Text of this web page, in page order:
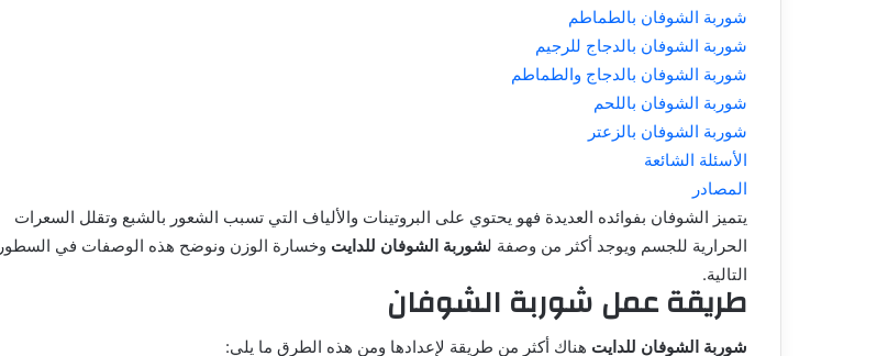
شوربة الشوفان بالطماطم
شوربة الشوفان بالدجاج للرجيم
شوربة الشوفان بالدجاج والطماطم
شوربة الشوفان باللحم
شوربة الشوفان بالزعتر
الأسئلة الشائعة
المصادر
يتميز الشوفان بفوائده العديدة فهو يحتوي على البروتينات والألياف التي تسبب الشعور بالشبع وتقلل السعرات
الحرارية للجسم ويوجد أكثر من وصفة لشوربة الشوفان للدايت وخسارة الوزن ونوضح هذه الوصفات في السطور
التالية.
طريقة عمل شوربة الشوفان
شوربة الشوفان للدايت هناك أكثر من طريقة لإعدادها ومن هذه الطرق ما يلي: